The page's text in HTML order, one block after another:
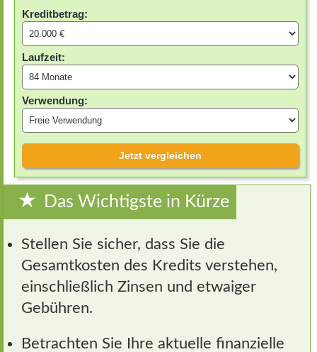
Kreditbetrag:
Laufzeit:
Verwendung:
Jetzt vergleichen
Das Wichtigste in Kürze
Stellen Sie sicher, dass Sie die
Gesamtkosten des Kredits verstehen,
einschließlich Zinsen und etwaiger
Gebühren.
Betrachten Sie Ihre aktuelle finanzielle